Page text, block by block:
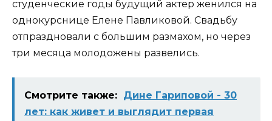
студенческие годы будущий актер женился на
однокурснице Елене Павликовой. Свадьбу
отпраздновали с большим размахом, но через
три месяца молодожены развелись.
Смотрите также: Дине Гариповой - 30
лет: как живет и выглядит первая